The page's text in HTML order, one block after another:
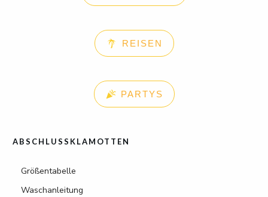
REISEN
PARTYS
ABSCHLUSSKLAMOTTEN
Größentabelle
Waschanleitung